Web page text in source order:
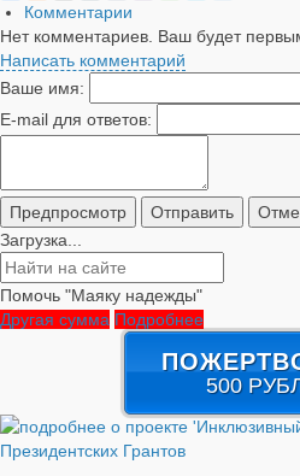
Комментарии
Нет комментариев. Ваш будет
Написать комментарий
Ваше имя:
E-mail для ответов:
Загрузка...
Помочь "Маяку надежды"
Другая сумма Подробнее
500